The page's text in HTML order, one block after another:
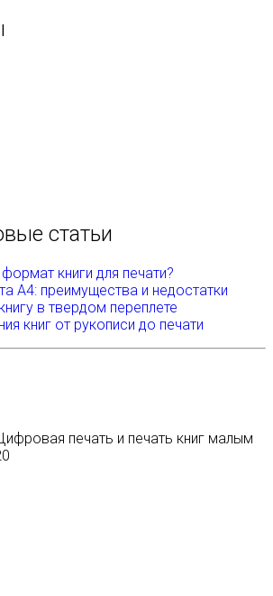
статьи
книги для печати?
А4: преимущества и недостатки
в твердом переплете
книг от рукописи до печати
печать и печать книг малым